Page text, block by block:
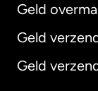
Geld
Geld
Geld